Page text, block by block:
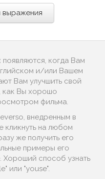
выражения
когда Вам
и/или Вашем
Вам улучшить свой
как Вы хорошо
фильма.
внедренным в
на любом
же получить его
примеры его
Хороший способ узнать
или "youse".